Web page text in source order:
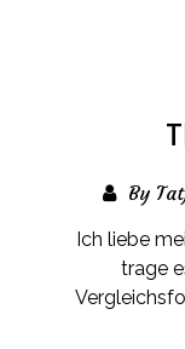
By
Ich liebe
trage